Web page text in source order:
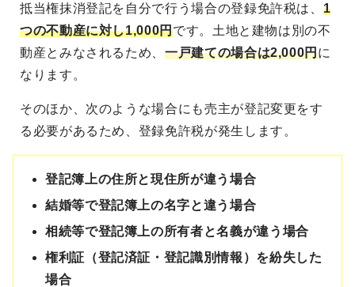
抵当権抹消登記を自分で行う場合の登録免許税は、 1
つの不動産に対し1,000円です。土地と建物は別の不
動産とみなされるため、一戸建ての場合は2,000円に
なります。
そのほか、次のような場合にも売主が登記変更をす
る必要があるため、登録免許税が発生します。
登記簿上の住所と現住所が違う場合
結婚等で登記簿上の名字と違う場合
相続等で登記簿上の所有者と名義が違う場合
権利証（登記済証・登記識別情報）を紛失した
場合